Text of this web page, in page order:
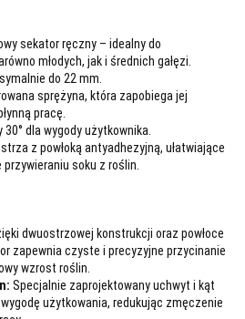
sekator ręczny – idealny do
młodych, jak i średnich gałęzi.
do 22 mm.
sprężyna, która zapobiega jej
pracę.
30° dla wygody użytkownika.
z powłoką antyadhezyjną, ułatwiające
soku z roślin.
dwuostrzowej konstrukcji oraz powłoce
zapewnia czyste i precyzyjne przycinanie
wzrost roślin.
Specjalnie zaprojektowany uchwyt i kąt
użytkowania, redukując zmęczenie